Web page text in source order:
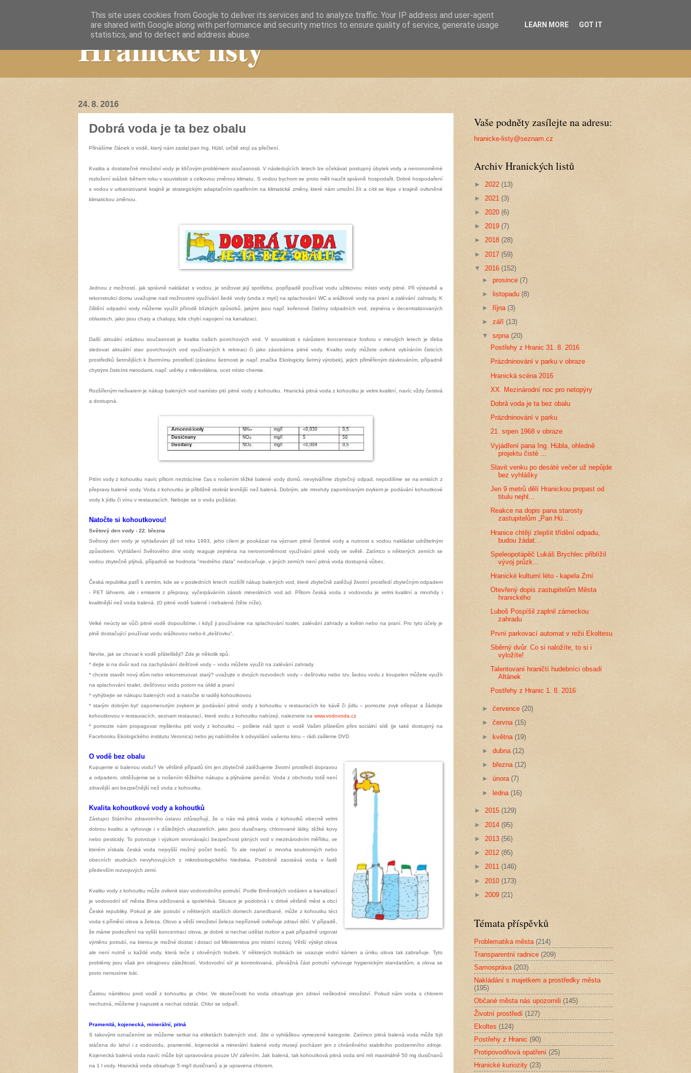
Hranické listy
24. 8. 2016
Dobrá voda je ta bez obalu
Přinášíme článek o vodě, který nám zaslal pan Ing. Hübl, určitě stojí za přečtení.
Kvalita a dostatečné množství vody je klíčovým problémem současnosti. V následujících letech lze očekávat postupný úbytek vody a nerovnoměrné
rozložení srážek během roku v souvislosti s celkovou změnou klimatu. S vodou bychom se proto měli naučit správně hospodařit. Dobré hospodaření
s vodou v urbanizované krajině je strategickým adaptačním opatřením na klimatické změny, které nám umožní žít a cítit se lépe v krajině ovlivněné
klimatickou změnou.
Jednou z možností, jak správně nakládat s vodou, je snižovat její spotřebu, popřípadě používat vodu užitkovou místo vody pitné. Při výstavbě a
rekonstrukci domu uvažujme nad možnostmi využívání šedé vody (voda z mytí) na splachování WC a srážkové vody na praní a zalévání zahrady. K
čištění odpadní vody můžeme využít přírodě blízkých způsobů, jakými jsou např. kořenové čistírny odpadních vod, zejména v decentralizovaných
oblastech, jako jsou chaty a chalupy, kde chybí napojení na kanalizaci.
Další aktuální otázkou současnosti je kvalita našich povrchových vod. V souvislosti s nárůstem koncentrace fosforu v minulých letech je třeba
sledovat aktuální stav povrchových vod využívaných k rekreaci či jako zásobárna pitné vody. Kvalitu vody můžete ovlivnit vybíráním čisticích
prostředků šetrnějších k životnímu prostředí (zárukou šetrnosti je např. značka Ekologicky šetrný výrobek), jejich přiměřeným dávkováním, případně
chytrými čisticími metodami, např. utěrky z mikrovlákna, ocet místo chemie.
Rozšířeným nešvarem je nákup balených vod namísto pití pitné vody z kohoutku. Hranická pitná voda z kohoutku je velmi kvalitní, navíc vždy čerstvá
a dostupná.
Pitím vody z kohoutku navíc přitom neztrácíme čas s nošením těžké balené vody domů, nevytváříme zbytečný odpad, nepodílíme se na emisích z
přepravy balené vody. Voda z kohoutku je přibližně stokrát levnější než balená. Dobrým, ale mnohdy zapomínaným zvykem je podávání kohoutkové
vody k jídlu či vínu v restauracích. Nebojte se o vodu požádat.
Natočte si kohoutkovou!
Světový den vody - 22. března
Světový den vody je vyhlašován již od roku 1993, jeho cílem je poukázat na význam pitné čerstvé vody a nutnost s vodou nakládat udržitelným
způsobem. Vyhlášení Světového dne vody reaguje zejména na nerovnoměrnost využívání pitné vody ve světě. Zatímco v některých zemích se
vodou zbytečně plýtvá, případně se hodnota "modrého zlata" nedoceňuje, v jiných zemích není pitná voda dostupná vůbec.
Česká republika patří k zemím, kde se v posledních letech rozšířil nákup balených vod, které zbytečně zatěžují životní prostředí zbytečným odpadem
- PET láhvemi, ale i emisemi z přepravy, vyčerpáváním zásob minerálních vod ad. Přitom česká voda z vodovodu je velmi kvalitní a mnohdy i
kvalitnější než voda balená. (O pitné vodě balené i nebalené čtěte níže)
Velké neúcty se vůči pitné vodě dopouštíme, i když ji používáme na splachování toalet, zalévání zahrady a květin nebo na praní. Pro tyto účely je
plně dostačující používat vodu srážkovou nebo-li „dešťovku“.
Nevíte, jak se chovat k vodě přátelštěji? Zde je několik tipů:
* dejte si na dvůr sud na zachytávání dešťové vody – vodu můžete využít na zalévání zahrady
* chcete stavět nový dům nebo rekonstruovat starý? uvažujte o dvojích rozvodech vody – dešťovku nebo tzv. šedou vodu z koupelen můžete využít
na splachování toalet, dešťovou vodu potom na úklid a praní
* vyhýbejte se nákupu balených vod a natočte si raději kohoutkovou
* starým dobrým byť zapomenutým zvykem je podávání pitné vody z kohoutku v restauracích ke kávě či jídlu – pomozte zvyk otřepat a žádejte
kohoutkovou v restauracích, seznam restaurací, které vodu z kohoutku nabízejí, naleznete na www.vodovoda.cz
* pomozte nám propagovat myšlenku pití vody z kohoutku – pošlete náš spot o vodě Vašim přátelům přes sociální sítě (je také dostupný na
Facebooku Ekologického institutu Veronica) nebo jej nabídněte k odvysílání vašemu kinu – rádi zašleme DVD
O vodě bez obalu
Kupujeme si balenou vodu? Ve většině případů tím jen zbytečně zatěžujeme životní prostředí dopravou
a odpadem, obtěžujeme se s nošením těžkého nákupu a plýtváme penězi. Voda z obchodu totiž není
zdravější ani bezpečnější než voda z kohoutku.
Kvalita kohoutkové vody a kohoutků
Zástupci Státního zdravotního ústavu zdůrazňují, že u nás má pitná voda z kohoutků obecně velmi
dobrou kvalitu a vyhovuje i v důležitých ukazatelích, jako jsou dusičnany, chlorované látky, těžké kovy
nebo pesticidy. To potvrzuje i výzkum srovnávající bezpečnost pitných vod v mezinárodním měřítku, ve
kterém získala česká voda nejvyšší možný počet bodů. To ale neplatí o mnoha soukromých nebo
obecních studnách nevyhovujících z mikrobiologického hlediska. Podobně zaostává voda v řadě
především rozvojových zemí.
Kvalitu vody z kohoutku může ovlivnit stav vodovodního potrubí. Podle Brněnských vodáren a kanalizací
je vodovodní síť města Brna udržovaná a spolehlivá. Situace je podobná i v drtivé většině měst a obcí
České republiky. Pokud je ale potrubí v některých starších domech zanedbané, může z kohoutku téct
voda s příměsí olova a železa. Olovo a větší množství železa nepříznivě ovlivňuje zdraví dětí. V případě,
že máme podezření na vyšší koncentraci olova, je dobré si nechat udělat rozbor a pak případně urgovat
výměnu potrubí, na kterou je možné dostat i dotaci od Ministerstva pro místní rozvoj. Větší výskyt olova
ale není nutně u každé vody, která teče z olověných trubek. V některých trubkách se usazuje vodní kámen a úniku olova tak zabraňuje. Tyto
problémy jsou však jen okrajovou záležitostí. Vodovodní síť je kontrolovaná, převážná část potrubí vyhovuje hygienickým standardům, a olova se
proto nemusíme bát.
Častou námitkou proti vodě z kohoutku je chlor. Ve skutečnosti ho voda obsahuje jen zdraví neškodné množství. Pokud nám voda s chlorem
nechutná, můžeme ji napustit a nechat odstát. Chlor se odpaří.
Pramenitá, kojenecká, minerální, pitná
S takovými označeními se můžeme setkat na etiketách balených vod. Jde o vyhláškou vymezené kategorie. Zatímco pitná balená voda může být
stáčena do lahví i z vodovodu, pramenité, kojenecké a minerální balené vody musejí pocházet jen z chráněného stabilního podzemního zdroje.
Kojenecká balená voda navíc může být upravována pouze UV zářením. Jak balená, tak kohoutková pitná voda smí mít maximálně 50 mg dusičnanů
na 1 l vody. Hranická voda obsahuje 5 mg/l dusičnanů a je upravena chlorem.
Vaše podněty zasílejte na adresu:
hranicke-listy@seznam.cz
Archiv Hranických listů
► 2022 (13)
► 2021 (3)
► 2020 (6)
► 2019 (7)
► 2018 (28)
► 2017 (59)
▼ 2016 (152)
►prosince(7)
►
listopadu (8)
►října(3)
►září (13)
▼srpna(20)
Postřehy z Hranic 31. 8. 2016
Prázdninování v parku v obraze
Hranická scéna 2016
XX. Mezinárodní noc pro netopýry
Dobrá voda je ta bez obalu
Prázdninování v parku
21. srpen 1968 v obraze
Vyjádření pana Ing. Hübla, ohledně
projektu čisté ...
Slavit venku po desáté večer už nepůjde
bez vyhlášky
Jen 9 metrů dělí Hranickou propast od
titulu nejhl...
Reakce na dopis pana starosty
zastupitelům „Pan Hü...
Hranice chtějí zlepšit třídění odpadu,
budou žádat...
Speleopotápěč Lukáš Brychlec přiblížil
vývoj průzk...
Hranické kulturní léto - kapela Zrní
Otevřený dopis zastupitelům Města
hranického
Luboš Pospíšil zaplnil zámeckou
zahradu
První parkovací automat v režii Ekoltesu
Sběrný dvůr. Co si naložíte, to si i
vyložíte!
Talentovaní hraničtí hudebníci obsadí
Altánek
Postřehy z Hranic 1. 8. 2016
►července(20)
►června(15)
►května (19)
►dubna(12)
►
března(12)
►února (7)
►ledna (16)
► 2015 (129)
► 2014 (95)
► 2013 (56)
► 2012 (85)
► 2011 (146)
► 2010 (173)
► 2009 (21)
Témata příspěvků
Problematika města (214)
Transparentní radnice (209)
Samospráva (203)
Nakládání s majetkem a prostředky města
(195)
Občané města nás upozornili (145)
Životní prostředí (127)
Ekoltes (124)
Postřehy z Hranic (90)
Protipovodňová opatření (25)
Hranické kuriozity (23)
This site uses cookies from Google to deliver its services and to analyze traffic. Your IP address and user-agent
are shared with Google along with performance and security metrics to ensure quality of service, generate usage
statistics, and to detect and address abuse.
LEARN MORE GOT IT